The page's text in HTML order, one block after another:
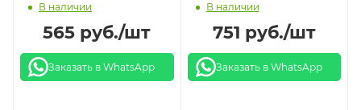
Electric песочный
В наличии
565 руб./шт
Заказать в WhatsApp
Systeme Electric карбон
В наличии
751 руб./шт
Заказать в WhatsApp